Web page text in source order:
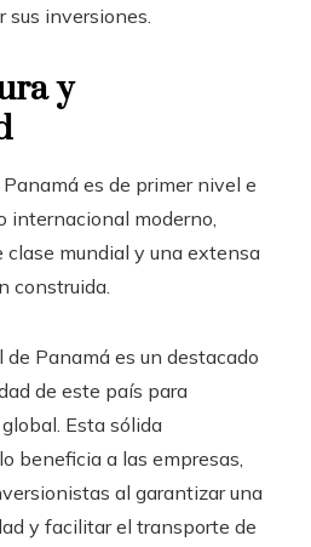
sus inversiones.
y
es de primer nivel e
internacional moderno,
clase mundial y una extensa
construida.
de Panamá es un destacado
de este país para
Esta sólida
beneficia a las empresas,
al garantizar una
y facilitar el transporte de